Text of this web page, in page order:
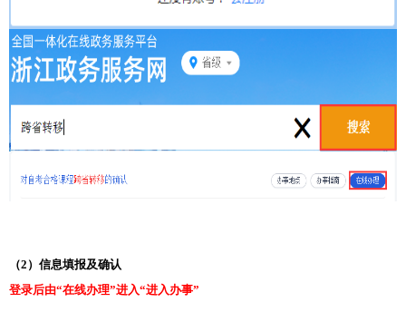
（2）信息填报及确认
登录后由“在线办理”进入“进入办事”